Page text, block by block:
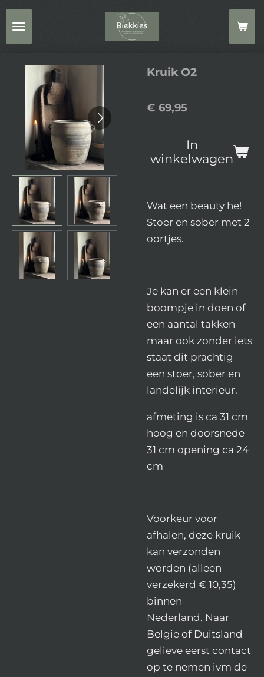
Ga
direct
naar
hoofdinhoud
Kruik O2
€ 69,95
In
winkelwagen
Wat een beauty he!
Stoer en sober met 2
oortjes.
Je kan er een klein
boompje in doen of
een aantal takken
maar ook zonder iets
staat dit prachtig
een stoer, sober en
landelijk interieur.
afmeting is ca 31 cm
hoog en doorsnede
31 cm opening ca 24
cm
Voorkeur voor
afhalen, deze kruik
kan verzonden
worden (alleen
verzekerd € 10,35)
binnen
Nederland. Naar
Belgie of Duitsland
gelieve eerst contact
op te nemen ivm de